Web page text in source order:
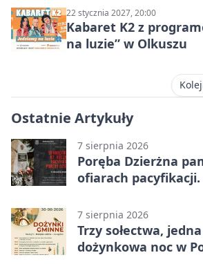
22 stycznia 2027, 20:00
Kabaret K2 z
na luzie” w Olkuszu
Ostatnie Artykuły
7 sierpnia 2026
Poręba Dzierżna
ofiarach pacyfikacji.
7 sierpnia 2026
Trzy sołectwa,
dożynkowa noc w